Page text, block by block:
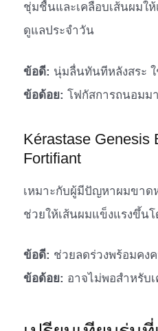
ชุ่มชื้นและเคลือบเส้นผมให้
ดูแลประจำวัน
ข้อดี: นุ่มลื่นทันทีหลังสระ
ข้อด้อย: โฟกัสการถนอมม
Kérastase Genesis
Fortifiant
เหมาะกับผู้มีปัญหาผมขาด
ช่วยให้เส้นผมแข็งแรงขึ้น
ข้อดี: ช่วยลดร่วงพร้อมคง
ข้อด้อย: อาจไม่พอสำหรับ